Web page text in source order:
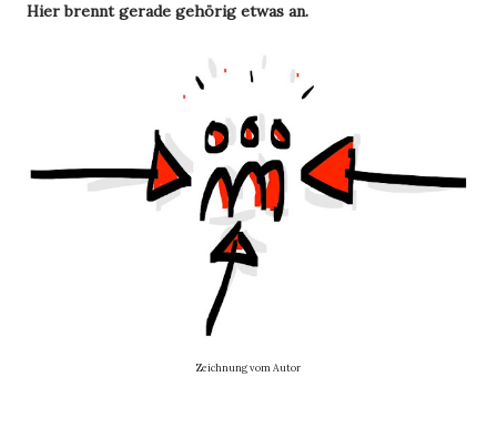
Hier brennt gerade gehörig etwas an.
Zeichnung vom Autor